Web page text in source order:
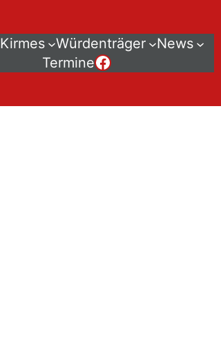
Kirmes Würdenträger
News
TermineDer HHBV bei Facebook